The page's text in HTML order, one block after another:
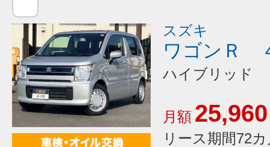
スズキ
ワゴンＲ
ハイブリッド
月額 25,960
リース期間72